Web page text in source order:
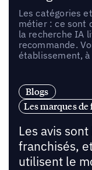
Les catégories
métier : ce sont
la recherche IA
recommande.
établissement,
Blogs
Les marques
Les avis
franchisés,
utilisent le